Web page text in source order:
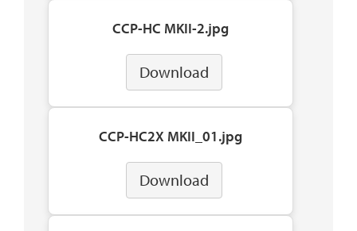
CCP-HC MKII-2.jpg
Download
CCP-HC2X MKII_01.jpg
Download